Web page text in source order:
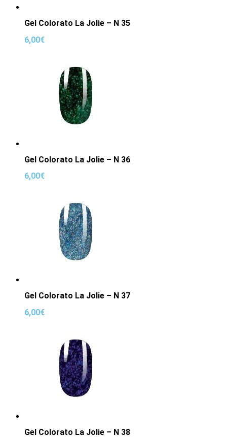
Gel Colorato La Jolie – N 35
6,00€
Gel Colorato La Jolie – N 36
6,00€
Gel Colorato La Jolie – N 37
6,00€
Gel Colorato La Jolie – N 38